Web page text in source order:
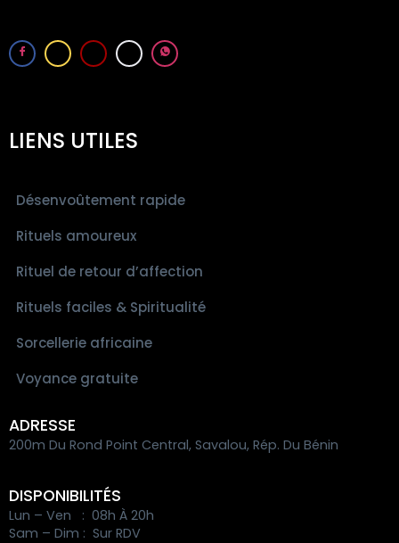
LIENS UTILES
Désenvoûtement rapide
Rituels amoureux
Rituel de retour d’affection
Rituels faciles & Spiritualité
Sorcellerie africaine
Voyance gratuite
ADRESSE
200m Du Rond Point Central, Savalou, Rép. Du Bénin
DISPONIBILITÉS
Lun – Ven : 08h À 20h
Sam – Dim : Sur RDV